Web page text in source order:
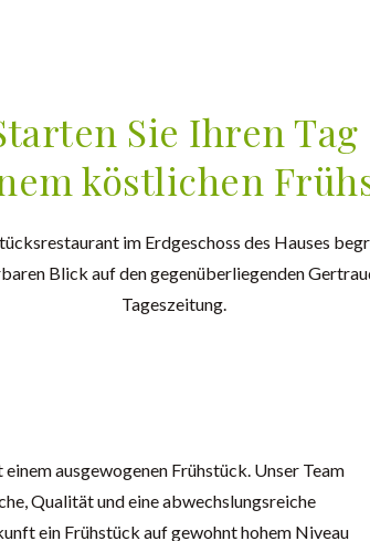
Sie Ihren Tag
köstlichen
im Erdgeschoss des Hauses
Blick auf den gegenüberliegenden
Tageszeitung.
ausgewogenen Frühstück. Unser Team
Qualität und eine abwechslungsreiche
ein Frühstück auf gewohnt hohem Niveau